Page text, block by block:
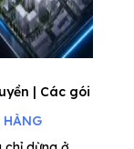
| Các gói
HÀNG